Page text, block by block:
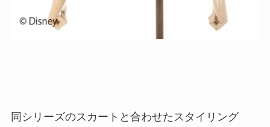
同シリーズのスカートと合わせたスタイリング